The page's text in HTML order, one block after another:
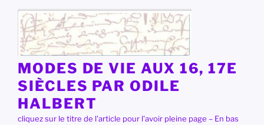
contenu
principal
MODES DE VIE AUX 16, 17E
SIÈCLES PAR ODILE
HALBERT
cliquez sur le titre de l'article pour l'avoir pleine page – En bas